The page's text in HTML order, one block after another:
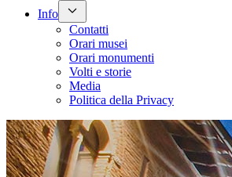
Info
Contatti
Orari musei
Orari monumenti
Volti e storie
Media
Politica della Privacy